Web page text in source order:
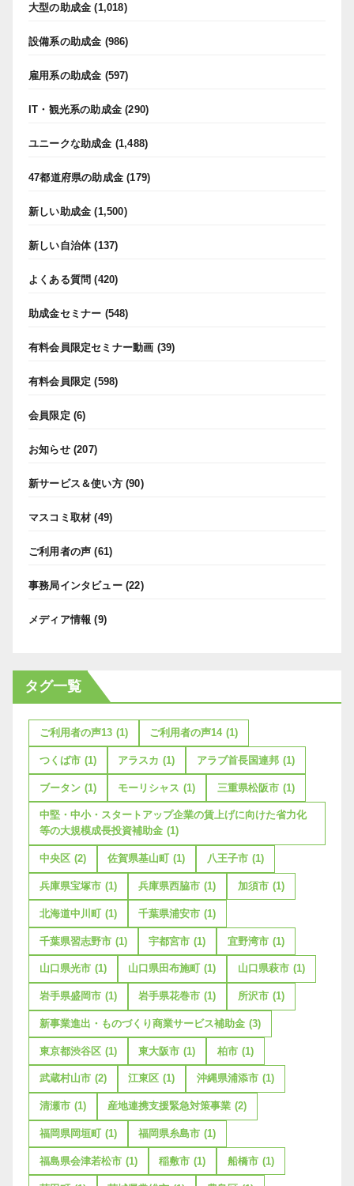
大型の助成金 (1,018)
設備系の助成金 (986)
雇用系の助成金 (597)
IT・観光系の助成金 (290)
ユニークな助成金 (1,488)
47都道府県の助成金 (179)
新しい助成金 (1,500)
新しい自治体(137)
よくある質問 (420)
助成金セミナー (548)
有料会員限定セミナー動画 (39)
有料会員限定 (598)
会員限定 (6)
お知らせ(207)
新サービス＆使い方(90)
マスコミ取材 (49)
ご利用者の声 (61)
事務局インタビュー(22)
メディア情報 (9)
タグ一覧
ご利用者の声13 (1) ご利用者の声14 (1)
つくば市 (1) アラスカ (1) アラブ首長国連邦 (1)
ブータン (1) モーリシャス (1) 三重県松阪市 (1)
中堅・中小・スタートアップ企業の賃上げに向けた省力化
等の大規模成長投資補助金 (1)
中央区 (2) 佐賀県基山町 (1) 八王子市 (1)
兵庫県宝塚市 (1) 兵庫県西脇市 (1) 加須市 (1)
北海道中川町 (1) 千葉県浦安市 (1)
千葉県習志野市 (1) 宇都宮市 (1) 宜野湾市 (1)
山口県光市 (1) 山口県田布施町 (1) 山口県萩市 (1)
岩手県盛岡市 (1) 岩手県花巻市 (1) 所沢市 (1)
新事業進出・ものづくり商業サービス補助金 (3)
東京都渋谷区 (1) 東大阪市 (1) 柏市 (1)
武蔵村山市 (2) 江東区 (1) 沖縄県浦添市 (1)
清瀬市 (1) 産地連携支援緊急対策事業 (2)
福岡県岡垣町 (1) 福岡県糸島市 (1)
福島県会津若松市 (1) 稲敷市 (1) 船橋市 (1)